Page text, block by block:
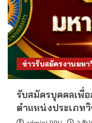
ข่าวรับสมัครงานมหา
รับสมัครบุคคลเพื่
ตำแหน่งประเภท